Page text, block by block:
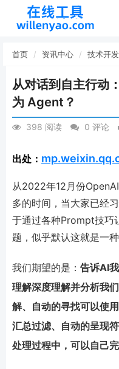
首页 资讯中心 技术开发
从对话到自主行动
为 Agent？
398 阅读 0 评论
出处：
从2022年12月份
多的时间，当大家已经
于通过各种Prompt技巧
题，似乎默认这就是一
我们期望的是： 告诉AI
理解深度理解并分析我
解、自动的寻找可以使
汇总过滤、自动的呈现
处理过程中，可以自己